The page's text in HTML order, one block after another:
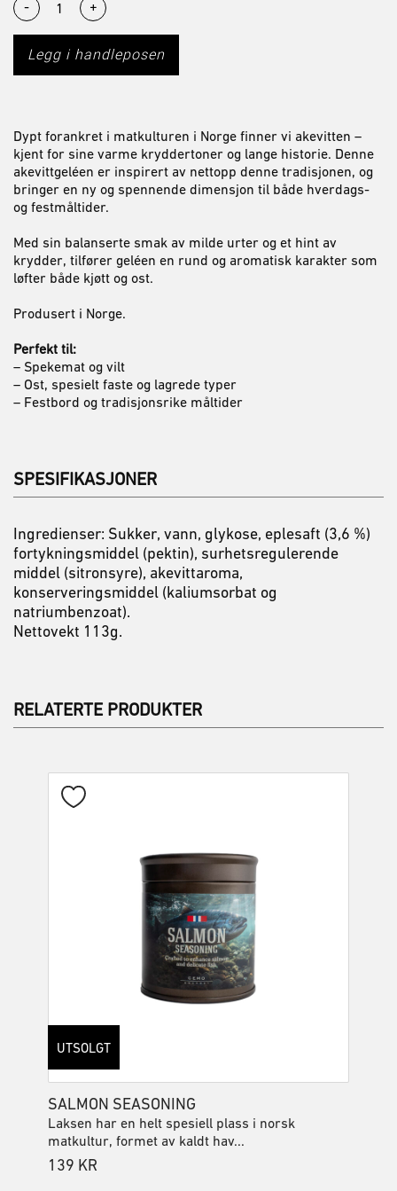
- +
Legg i handleposen
Dypt forankret i matkulturen i Norge finner vi akevitten –
kjent for sine varme kryddertoner og lange historie. Denne
akevittgeléen er inspirert av nettopp denne tradisjonen, og
bringer en ny og spennende dimensjon til både hverdags-
og festmåltider.
Med sin balanserte smak av milde urter og et hint av
krydder, tilfører geléen en rund og aromatisk karakter som
løfter både kjøtt og ost.
Produsert i Norge.
Perfekt til:
– Spekemat og vilt
– Ost, spesielt faste og lagrede typer
– Festbord og tradisjonsrike måltider
SPESIFIKASJONER
Ingredienser: Sukker, vann, glykose, eplesaft (3,6 %)
fortykningsmiddel (pektin), surhetsregulerende
middel (sitronsyre), akevittaroma,
konserveringsmiddel (kaliumsorbat og
natriumbenzoat).
Nettovekt 113g.
RELATERTE PRODUKTER
SALMON SEASONING
Laksen har en helt spesiell plass i norsk
matkultur, formet av kaldt hav...
139 KR
UTSOLGT